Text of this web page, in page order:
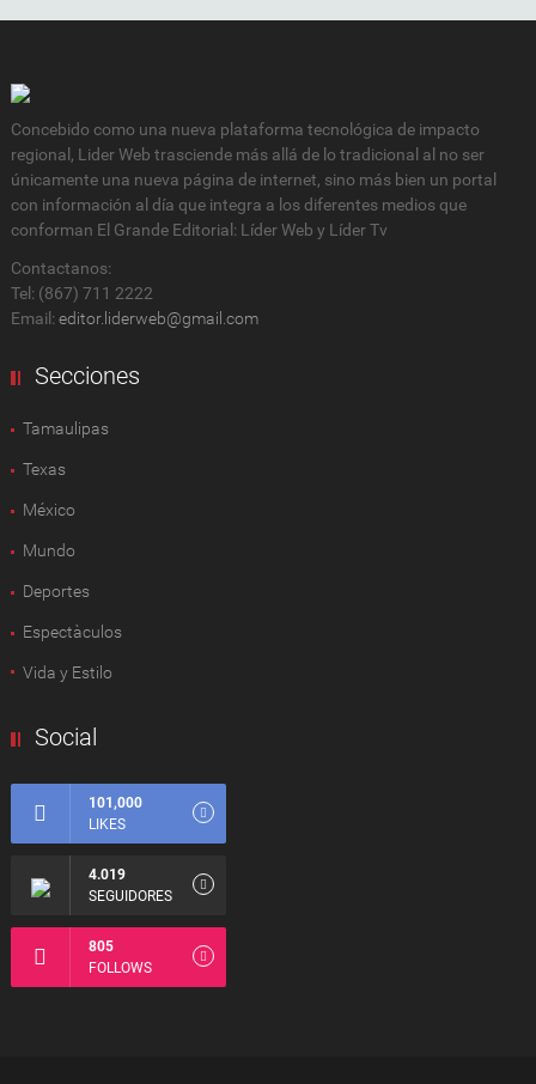
Concebido como una nueva plataforma tecnológica de impacto
regional, Lider Web trasciende más allá de lo tradicional al no ser
únicamente una nueva página de internet, sino más bien un portal
con información al día que integra a los diferentes medios que
conforman El Grande Editorial: Líder Web y Líder Tv
Contactanos:
Tel: (867) 711 2222
Email: editor.liderweb@gmail.com
Secciones
Tamaulipas
Texas
México
Mundo
Deportes
Espectàculos
Vida y Estilo
Social
101,000
LIKES
4.019
SEGUIDORES
805
FOLLOWS